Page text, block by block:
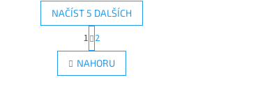
O
v
l
NAČÍST 5 DALŠÍCH
S
t
r
á
n
1 2
NAHORU